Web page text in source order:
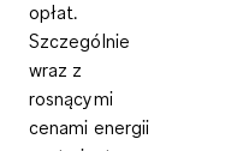
opłat.
Szczególnie
wraz z
rosnącymi
cenami energii